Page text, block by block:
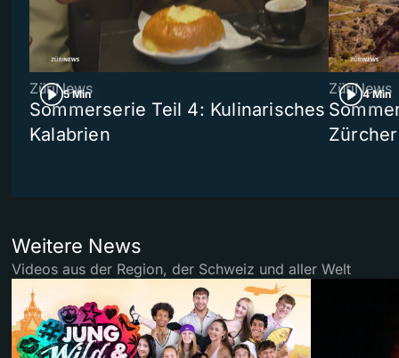
5 Min
ZüriNews
Sommerserie Teil 4: Kulinarisches
Kalabrien
4 Min
ZüriNews
Weitere News
Videos aus der Region, der Schweiz und aller Welt